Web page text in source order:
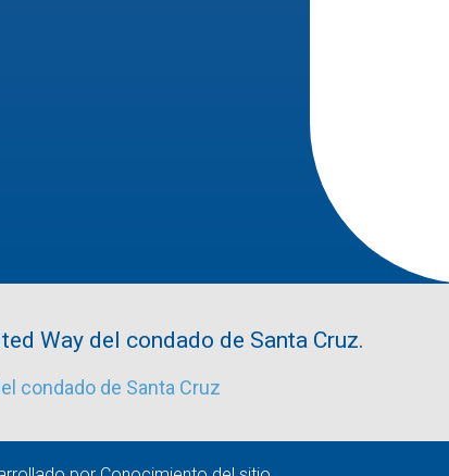
Way del condado de Santa Cruz.
condado de Santa Cruz